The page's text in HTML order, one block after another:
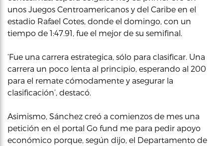
unos Juegos Centroamericanos y del Caribe en el
estadio Rafael Cotes, donde el domingo, con un
tiempo de 1:47.91, fue el mejor de su semifinal.
‘Fue una carrera estrategica, sólo para clasificar. Una
carrera un poco lenta al principio, esperando al 200
para el remate cómodamente y asegurar la
clasificación’, destacó.
Asimismo, Sánchez creó a comienzos de mes una
petición en el portal Go fund me para pedir apoyo
económico porque, según dijo, el Departamento de